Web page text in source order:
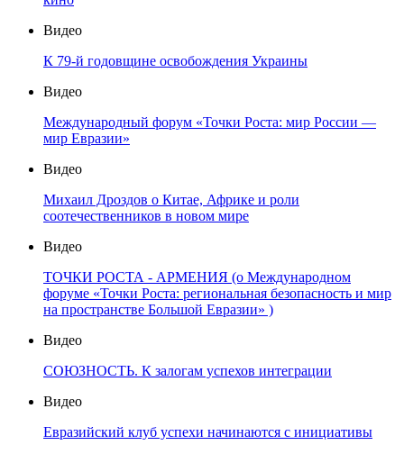
Видео
К 79-й годовщине освобождения Украины
Видео
Международный форум «Точки Роста: мир России —
мир Евразии»
Видео
Михаил Дроздов о Китае, Африке и роли
соотечественников в новом мире
Видео
ТОЧКИ РОСТА - АРМЕНИЯ (о Международном
форуме «Точки Роста: региональная безопасность и мир
на пространстве Большой Евразии» )
Видео
СОЮЗНОСТЬ. К залогам успехов интеграции
Видео
Евразийский клуб успехи начинаются с инициативы